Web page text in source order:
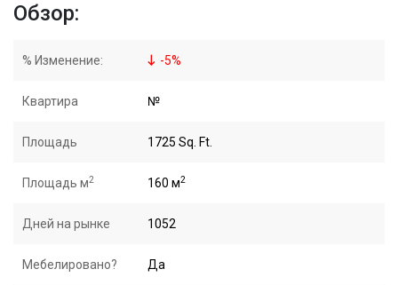
Обзор:
% Изменение: -5%
Квартира №
Площадь 1725 Sq. Ft.
Площадь м2 160 м2
Дней на рынке 1052
Мебелировано? Да